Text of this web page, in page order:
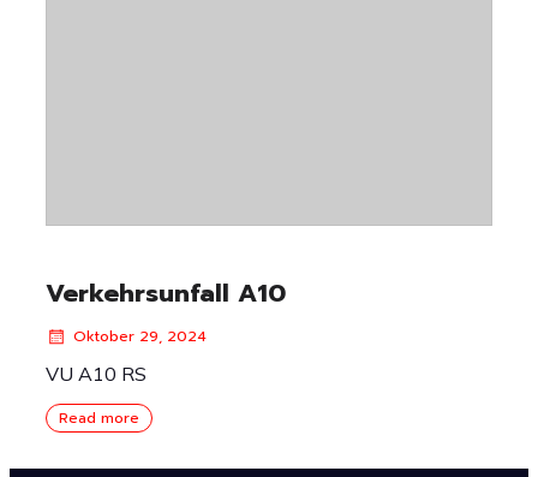
Verkehrsunfall A10
Oktober 29, 2024
VU A10 RS
Read more